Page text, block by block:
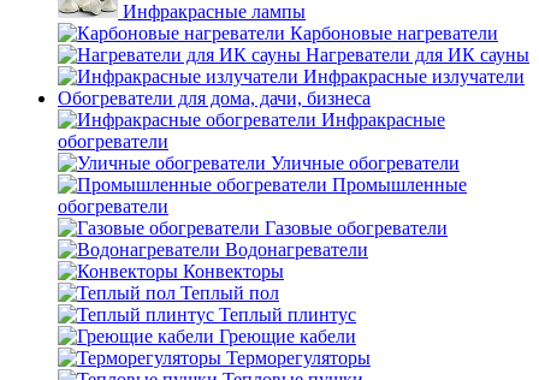
Инфракрасные лампы
Карбоновые нагреватели
Нагреватели для ИК сауны
Инфракрасные излучатели
Обогреватели для дома, дачи, бизнеса
Инфракрасные
обогреватели
Уличные обогреватели
Промышленные
обогреватели
Газовые обогреватели
Водонагреватели
Конвекторы
Теплый пол
Теплый плинтус
Греющие кабели
Терморегуляторы